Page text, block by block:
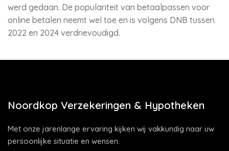
werd gedaan. De populariteit van betaalpassen voor
online betalen neemt wel toe en is volgens DNB tussen
2022 en 2024 verdrievoudigd.
Noordkop Verzekeringen & Hypotheken
Met onze jarenlange ervaring kijken wij vakkundig naar uw
persoonlijke situatie en wensen.